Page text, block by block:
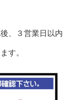
、３営業日以内
す。